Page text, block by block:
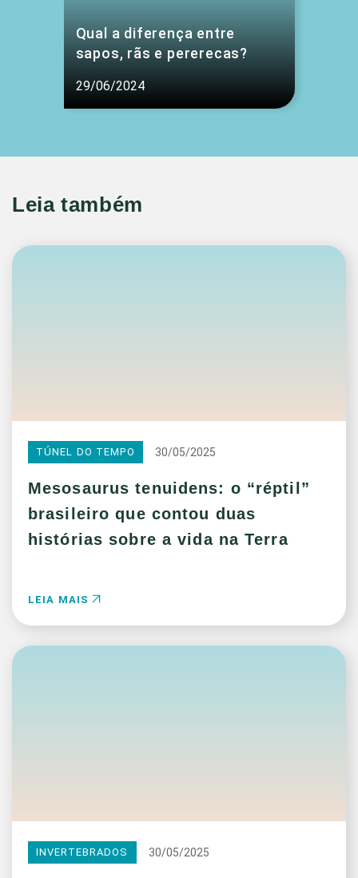
Qual a diferença entre
sapos, rãs e pererecas?
29/06/2024
Leia também
TÚNEL DO TEMPO 30/05/2025
Mesosaurus tenuidens: o “réptil”
brasileiro que contou duas
histórias sobre a vida na Terra
LEIA MAIS
INVERTEBRADOS 30/05/2025